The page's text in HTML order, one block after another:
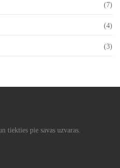
(7)
(4)
(3)
tiekties pie savas uzvaras.